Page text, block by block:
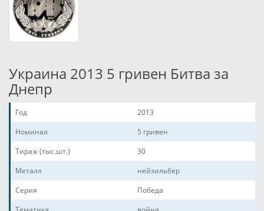
Украина 2013 5 гривен Битва за
Днепр
Год
2013
Номинал
5 гривен
Тираж (тыс.шт.)
30
Металл
нейзильбер
Серия
Победа